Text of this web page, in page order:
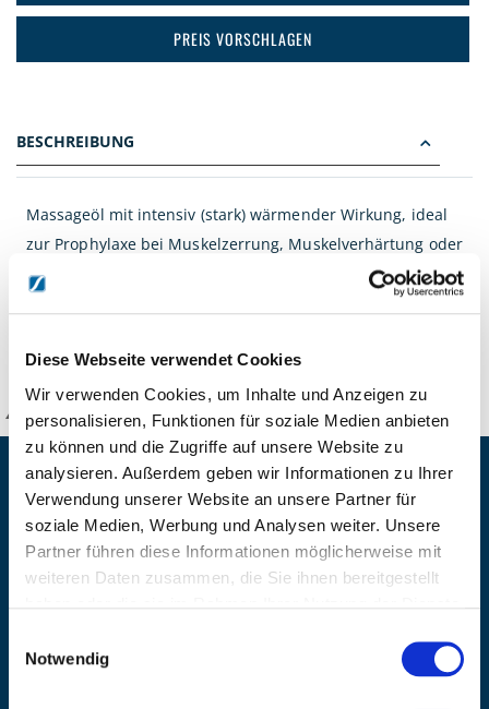
Diese Webseite verwendet Cookies
Wir verwenden Cookies, um Inhalte und Anzeigen zu
personalisieren, Funktionen für soziale Medien anbieten
zu können und die Zugriffe auf unsere Website zu
analysieren. Außerdem geben wir Informationen zu Ihrer
Verwendung unserer Website an unsere Partner für
soziale Medien, Werbung und Analysen weiter. Unsere
Partner führen diese Informationen möglicherweise mit
weiteren Daten zusammen, die Sie ihnen bereitgestellt
Notwendig
PREIS VORSCHLAGEN
BESCHREIBUNG
Massageöl mit intensiv (stark) wärmender Wirkung, ideal
zur Prophylaxe bei Muskelzerrung, Muskelverhärtung oder
Muskel verspannung
KANZLSPERGER GmbH
KONTAKTIEREN SIE UNS
ADRESSE
Ziegelhöhe 8, Berngau, D-92361
BÜRO HOTLINE
info@kanzlsperger.de